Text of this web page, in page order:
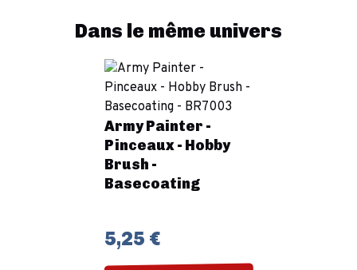
Dans le même univers
Army Painter -
Pinceaux - Hobby
Brush -
Basecoating
5,25 €